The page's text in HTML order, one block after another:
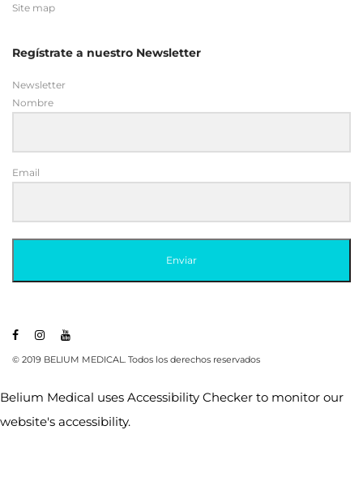
Site map
Regístrate a nuestro Newsletter
Newsletter
Nombre
Email
Enviar
© 2019 BELIUM MEDICAL. Todos los derechos reservados
Belium Medical uses Accessibility Checker to monitor our
website's accessibility.